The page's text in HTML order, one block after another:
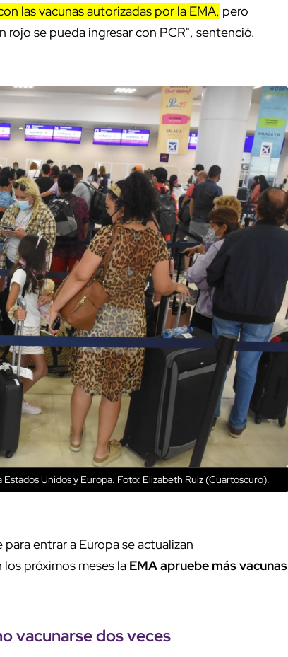
las vacunas autorizadas por la EMA, pero
rojo se pueda ingresar con PCR", sentenció.
Unidos y Europa. Foto: Elizabeth Ruiz (Cuartoscuro).
entrar a Europa se actualizan
próximos meses la EMA apruebe más vacunas
vacunarse dos veces